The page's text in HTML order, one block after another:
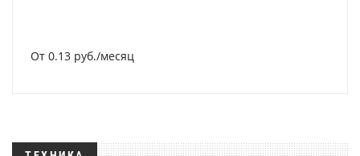
От 0.13 руб./месяц